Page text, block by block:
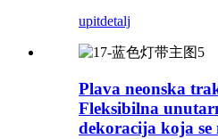
upitdetalj
Plava neonska
Fleksibilna
dekoracija koja se